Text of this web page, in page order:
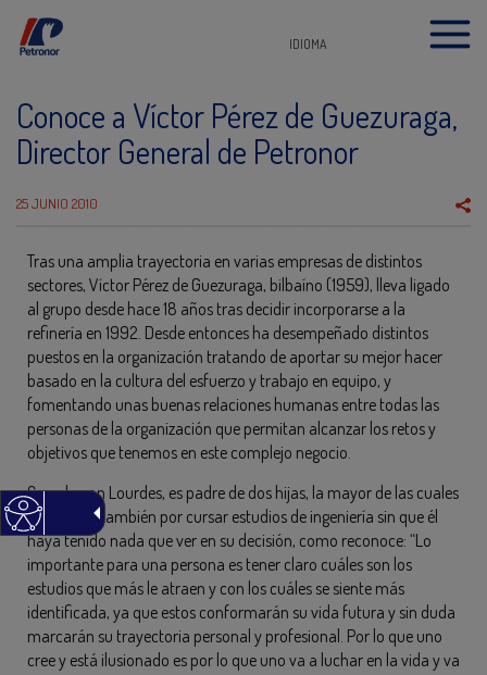
IDIOMA
Conoce a Víctor Pérez de Guezuraga,
Director General de Petronor
25 JUNIO 2010
Tras una amplia trayectoria en varias empresas de distintos
sectores, Víctor Pérez de Guezuraga, bilbaíno (1959), lleva ligado
al grupo desde hace 18 años tras decidir incorporarse a la
refinería en 1992. Desde entonces ha desempeñado distintos
puestos en la organización tratando de aportar su mejor hacer
basado en la cultura del esfuerzo y trabajo en equipo, y
fomentando unas buenas relaciones humanas entre todas las
personas de la organización que permitan alcanzar los retos y
objetivos que tenemos en este complejo negocio.
Casado con Lourdes, es padre de dos hijas, la mayor de las cuales
ha optado también por cursar estudios de ingeniería sin que él
haya tenido nada que ver en su decisión, como reconoce: “Lo
importante para una persona es tener claro cuáles son los
estudios que más le atraen y con los cuáles se siente más
identificada, ya que estos conformarán su vida futura y sin duda
marcarán su trayectoria personal y profesional. Por lo que uno
cree y está ilusionado es por lo que uno va a luchar en la vida y va